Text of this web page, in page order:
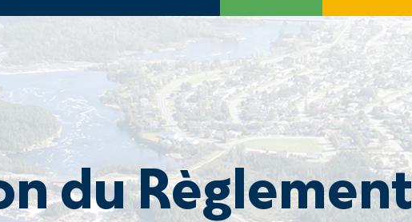
du Règlement